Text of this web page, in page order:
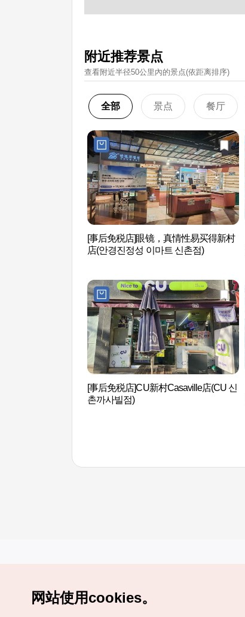
附近推荐景点
查看附近半径50公里內的景点(依距离排序)
全部 景点 餐厅
[事后免税店]眼镜，真情性易买得新村
店(안경진정성 이마트 신촌점)
[事后免税店]CU新村Casaville店(CU 신
촌까사빌점)
网站使用cookies。